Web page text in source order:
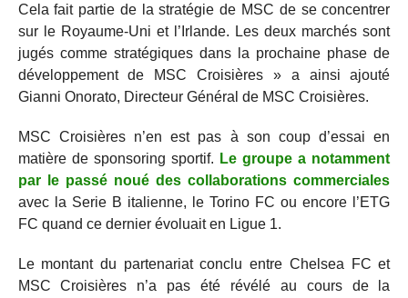
Cela fait partie de la stratégie de MSC de se concentrer
sur le Royaume-Uni et l’Irlande. Les deux marchés sont
jugés comme stratégiques dans la prochaine phase de
développement de MSC Croisières » a ainsi ajouté
Gianni Onorato, Directeur Général de MSC Croisières.
MSC Croisières n’en est pas à son coup d’essai en
matière de sponsoring sportif. Le groupe a notamment
par le passé noué des collaborations commerciales
avec la Serie B italienne, le Torino FC ou encore l’ETG
FC quand ce dernier évoluait en Ligue 1.
Le montant du partenariat conclu entre Chelsea FC et
MSC Croisières n’a pas été révélé au cours de la